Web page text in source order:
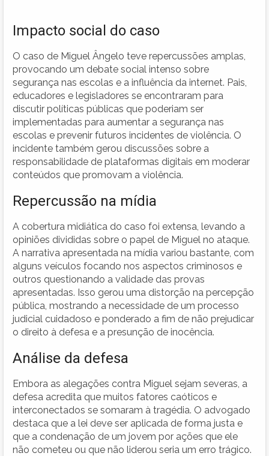
Impacto social do caso
O caso de Miguel Ângelo teve repercussões amplas,
provocando um debate social intenso sobre
segurança nas escolas e a influência da internet. Pais,
educadores e legisladores se encontraram para
discutir políticas públicas que poderiam ser
implementadas para aumentar a segurança nas
escolas e prevenir futuros incidentes de violência. O
incidente também gerou discussões sobre a
responsabilidade de plataformas digitais em moderar
conteúdos que promovam a violência.
Repercussão na mídia
A cobertura midiática do caso foi extensa, levando a
opiniões divididas sobre o papel de Miguel no ataque.
A narrativa apresentada na mídia variou bastante, com
alguns veículos focando nos aspectos criminosos e
outros questionando a validade das provas
apresentadas. Isso gerou uma distorção na percepção
pública, mostrando a necessidade de um processo
judicial cuidadoso e ponderado a fim de não prejudicar
o direito à defesa e a presunção de inocência.
Análise da defesa
Embora as alegações contra Miguel sejam severas, a
defesa acredita que muitos fatores caóticos e
interconectados se somaram à tragédia. O advogado
destaca que a lei deve ser aplicada de forma justa e
que a condenação de um jovem por ações que ele
não cometeu ou que não liderou seria um erro trágico.